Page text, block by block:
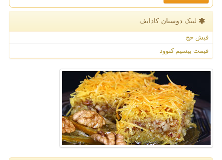
لینک دوستان كادایف
فیش حج
قیمت بیسیم کنوود